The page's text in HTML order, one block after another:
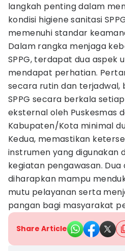
langkah penting dalam
kondisi higiene sanitasi
memenuhi standar
Dalam rangka menjaga
SPPG, terdapat dua aspek
mendapat perhatian.
secara rutin dan terjadwal,
SPPG secara berkala
eksternal oleh Puskesmas
Kabupaten/Kota minimal
Kedua, memastikan
instrumen yang digunakan
kegiatan pengawasan.
diharapkan mampu
mutu pelayanan serta
pangan bagi masyarakat
Share Article